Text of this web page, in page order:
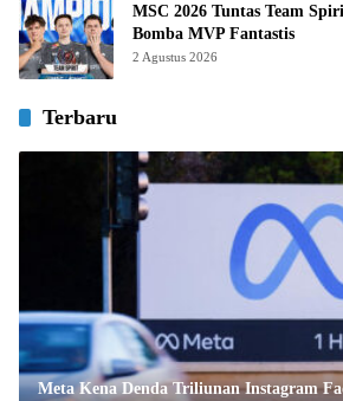
MSC 2026 Tuntas Team
Bomba MVP Fantastis
2 Agustus 2026
Terbaru
Meta Kena Denda Triliunan Instagram